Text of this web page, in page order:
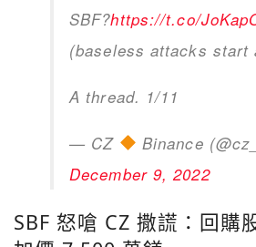
SBF?https://t.co/
(baseless attacks start
A thread. 1/11
— CZ
Binance
December 9, 2022
SBF 怒嗆 CZ 撒謊：回購